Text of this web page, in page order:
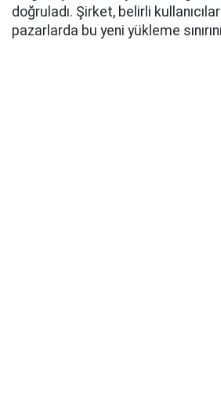
doğruladı. Şirket, belirli
pazarlarda bu yeni yükleme